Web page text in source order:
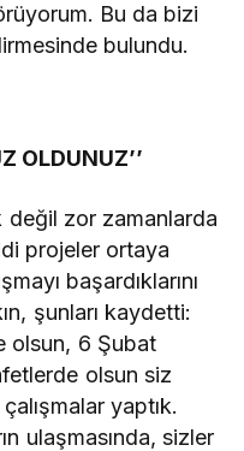
Bu da bizi
bulundu.
OLDUNUZ’’
zor zamanlarda
projeler ortaya
başardıklarını
şunları kaydetti:
olsun, 6 Şubat
olsun siz
çalışmalar yaptık.
ulaşmasında, sizler